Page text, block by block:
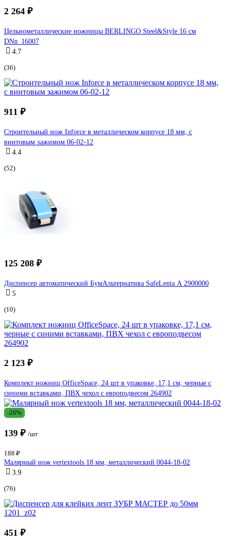
2 264 ₽
Цельнометаллические ножницы BERLINGO Steel&Style 16 см
DNn_16007
4.7
(36)
911 ₽
Строительный нож Inforce в металлическом корпусе 18 мм, с
винтовым зажимом 06-02-12
4.4
(52)
125 208 ₽
Диспенсер автоматический БумАльтернатива SafeLenta А 2900000
5
(10)
2 123 ₽
Комплект ножниц OfficeSpace, 24 шт в упаковке, 17,1 см, черные с
синими вставками, ПВХ чехол с европодвесом 264902
-26%
139 ₽ /шт
188 ₽
Малярный нож vertextools 18 мм, металлический 0044-18-02
3.9
(76)
451 ₽